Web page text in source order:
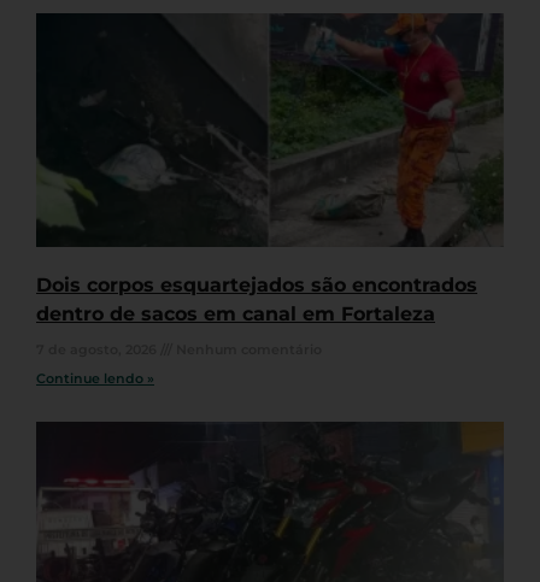
Dois corpos esquartejados são encontrados
dentro de sacos em canal em Fortaleza
Continue lendo »